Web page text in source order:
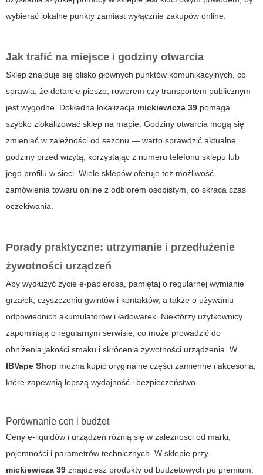
wybierać lokalne punkty zamiast wyłącznie zakupów online.
Jak trafić na miejsce i godziny otwarcia
Sklep znajduje się blisko głównych punktów komunikacyjnych, co
sprawia, że dotarcie pieszo, rowerem czy transportem publicznym
jest wygodne. Dokładna lokalizacja mickiewicza 39 pomaga
szybko zlokalizować sklep na mapie. Godziny otwarcia mogą się
zmieniać w zależności od sezonu — warto sprawdzić aktualne
godziny przed wizytą, korzystając z numeru telefonu sklepu lub
jego profilu w sieci. Wiele sklepów oferuje też możliwość
zamówienia towaru online z odbiorem osobistym, co skraca czas
oczekiwania.
Porady praktyczne: utrzymanie i przedłużenie
żywotności urządzeń
Aby wydłużyć życie e-papierosa, pamiętaj o regularnej wymianie
grzałek, czyszczeniu gwintów i kontaktów, a także o używaniu
odpowiednich akumulatorów i ładowarek. Niektórzy użytkownicy
zapominają o regularnym serwisie, co może prowadzić do
obniżenia jakości smaku i skrócenia żywotności urządzenia. W
IBVape Shop można kupić oryginalne części zamienne i akcesoria,
które zapewnią lepszą wydajność i bezpieczeństwo.
Porównanie cen i budżet
Ceny e-liquidów i urządzeń różnią się w zależności od marki,
pojemności i parametrów technicznych. W sklepie przy
mickiewicza 39 znajdziesz produkty od budżetowych po premium.